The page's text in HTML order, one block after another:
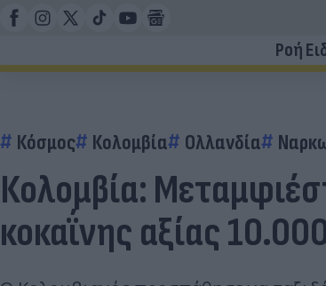
Ροή
Κόσμος Κολομβία Ολλανδία
Κολομβία:
κοκαΐνης αξίας